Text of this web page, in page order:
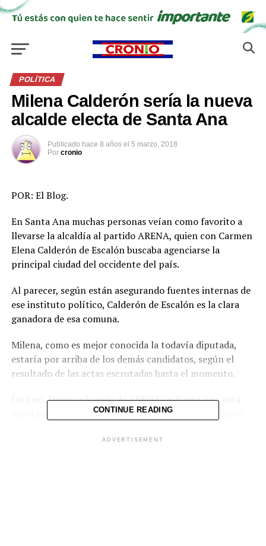
POLÍTICA
Milena Calderón sería la nueva
alcalde electa de Santa Ana
Publicado hace 8 años el 5 marzo, 2018
Por cronio
POR: El Blog.
En Santa Ana muchas personas veían como favorito a
llevarse la alcaldía al partido ARENA, quien con Carmen
Elena Calderón de Escalón buscaba agenciarse la
principal ciudad del occidente del país.
Al parecer, según están asegurando fuentes internas de
ese instituto político, Calderón de Escalón es la clara
ganadora de esa comuna.
Milena, como es mejor conocida la todavía diputada,
estaría por arriba de los demás candidatos, según el
resultado de las actas escrutadas hasta el momento.
Incluso, frente a la sede de ARENA en Santa Ana está
montada una tarima con todos los preparativos listos
CONTINUE READING
ADVERTISEMENT